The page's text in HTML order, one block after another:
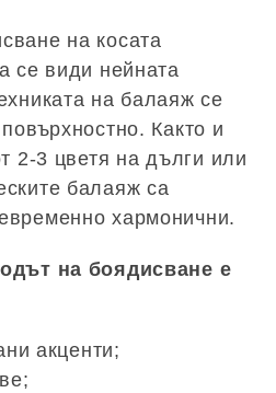
на косата
се види нейната
на балаяж се
Както и
2-3 цветя на дълги или
балаяж са
хармонични.
на боядисване е
акценти;